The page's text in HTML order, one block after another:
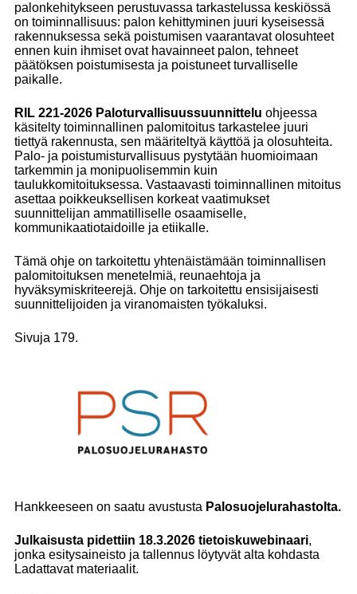
palonkehitykseen perustuvassa tarkastelussa keskiössä
on toiminnallisuus: palon kehittyminen juuri kyseisessä
rakennuksessa sekä poistumisen vaarantavat olosuhteet
ennen kuin ihmiset ovat havainneet palon, tehneet
päätöksen poistumisesta ja poistuneet turvalliselle
paikalle.
RIL 221-2026 Paloturvallisuussuunnittelu ohjeessa
käsitelty toiminnallinen palomitoitus tarkastelee juuri
tiettyä rakennusta, sen määriteltyä käyttöä ja olosuhteita.
Palo- ja poistumisturvallisuus pystytään huomioimaan
tarkemmin ja monipuolisemmin kuin
taulukkomitoituksessa. Vastaavasti toiminnallinen mitoitus
asettaa poikkeuksellisen korkeat vaatimukset
suunnittelijan ammatilliselle osaamiselle,
kommunikaatiotaidoille ja etiikalle.
Tämä ohje on tarkoitettu yhtenäistämään toiminnallisen
palomitoituksen menetelmiä, reunaehtoja ja
hyväksymiskriteerejä. Ohje on tarkoitettu ensisijaisesti
suunnittelijoiden ja viranomaisten työkaluksi.
Sivuja 179.
Hankkeeseen on saatu avustusta Palosuojelurahastolta.
Julkaisusta pidettiin 18.3.2026 tietoiskuwebinaari,
jonka esitysaineisto ja tallennus löytyvät alta kohdasta
Ladattavat materiaalit.